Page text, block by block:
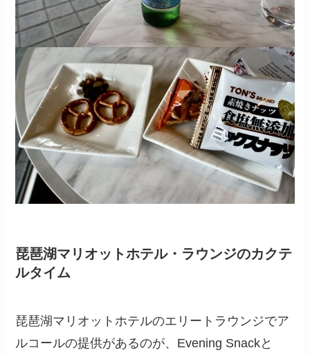
琵琶湖マリオットホテル・ラウンジのカクテ
ルタイム
琵琶湖マリオットホテルのエリートラウンジでア
ルコールの提供があるのが、Evening Snackと